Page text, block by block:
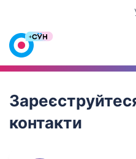
Work.ua
контакти